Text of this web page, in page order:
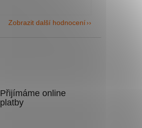
Zobrazit další hodnocení
Přijímáme online
platby